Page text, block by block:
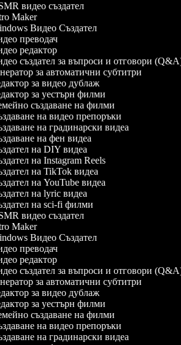
видео създател
Maker
Видео Създател
преводач
редактор
създател за въпроси и отговори (Q&A)
за автоматични субтитри
за видео дублаж
за уестърн филми
създаване на филми
на видео препоръки
на градинарски видеа
на фен видеа
на DIY видеа
на Instagram Reels
на TikTok видеа
на YouTube видеа
на lyric видеа
на sci-fi филми
видео създател
Maker
Видео Създател
преводач
редактор
създател за въпроси и отговори (Q&A)
за автоматични субтитри
за видео дублаж
за уестърн филми
създаване на филми
на видео препоръки
на градинарски видеа